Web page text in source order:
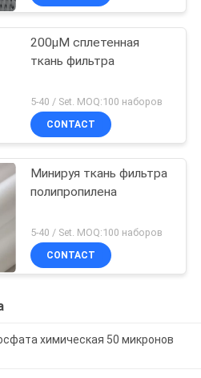
200μM сплетенная
ткань фильтра
5-40 / Set. MOQ:100 наборов
CONTACT
Минируя ткань фильтра
полипропилена
5-40 / Set. MOQ:100 наборов
CONTACT
химическая 50 микронов